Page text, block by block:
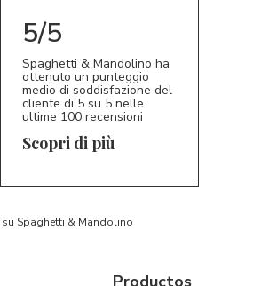
5/5
Spaghetti & Mandolino ha
ottenuto un punteggio
medio di soddisfazione del
cliente di 5 su 5 nelle
ultime 100 recensioni
Scopri di più
Spaghetti & Mandolino
Productos